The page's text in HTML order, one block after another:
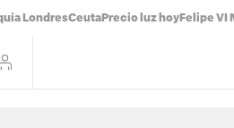
LondresCeuta Precio luz hoy Felipe VI